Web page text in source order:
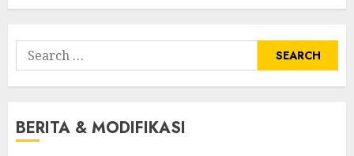
Search
for:
BERITA & MODIFIKASI